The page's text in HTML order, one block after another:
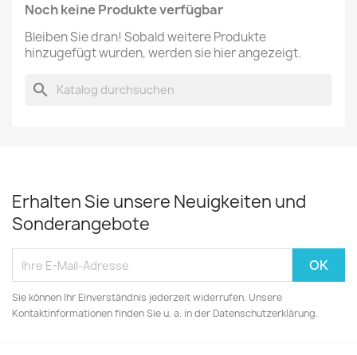
Noch keine Produkte verfügbar
Bleiben Sie dran! Sobald weitere Produkte
hinzugefügt wurden, werden sie hier angezeigt.
search
Erhalten Sie unsere Neuigkeiten und
Sonderangebote
Sie können Ihr Einverständnis jederzeit widerrufen. Unsere
Kontaktinformationen finden Sie u. a. in der Datenschutzerklärung.